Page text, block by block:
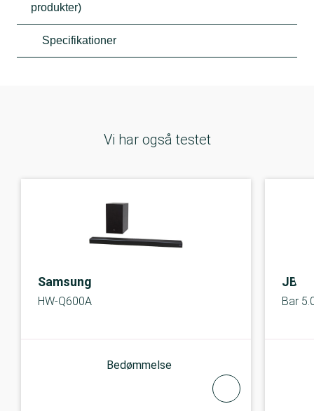
produkter)
Specifikationer
Vi har også testet
Samsung
HW-Q600A
Bedømmelse
JBL
Bar